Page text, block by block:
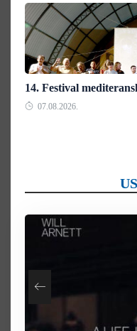
14. Festival
07.08.2026.